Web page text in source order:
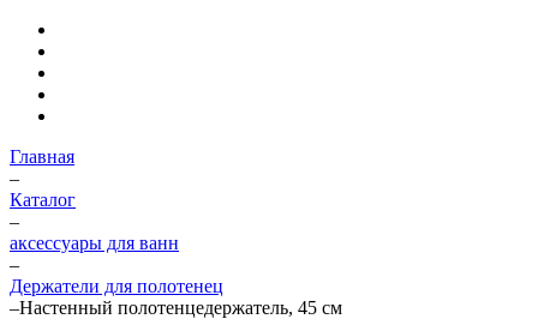
Главная
–
Каталог
–
аксессуары для ванн
–
Держатели для полотенец
–Настенный полотенцедержатель, 45 см